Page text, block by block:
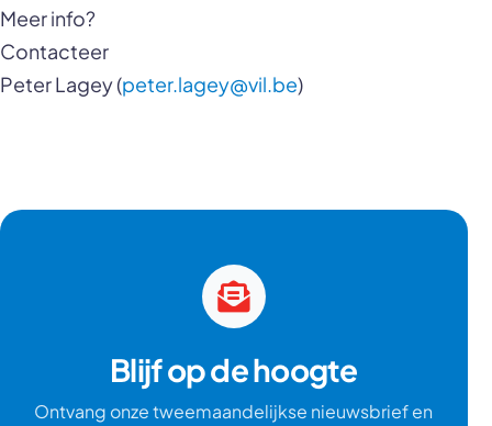
Meer info?
Contacteer
Peter Lagey (peter.lagey@vil.be)
Blijf op de hoogte
Ontvang onze tweemaandelijkse nieuwsbrief en